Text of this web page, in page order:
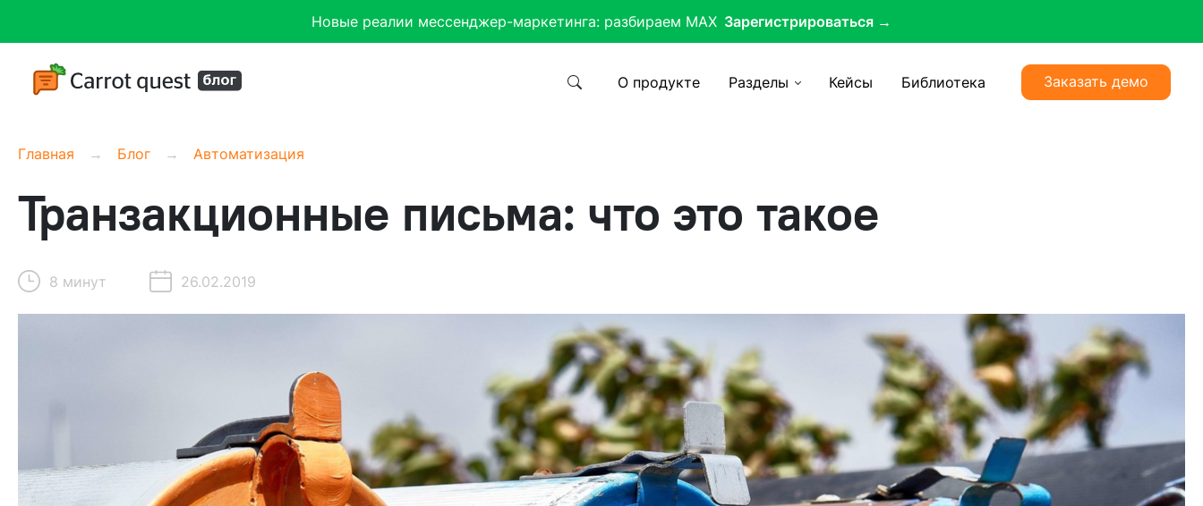
Новые реалии мессенджер-маркетинга: разбираем MAX Зарегистрироваться →
О продукте Разделы Кейсы Библиотека Заказать демо
Главная Блог Автоматизация
Транзакционные письма: что это такое
8 минут 26.02.2019